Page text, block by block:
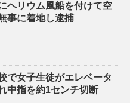
ヘリウム風船を付けて空
事に着地し逮捕
で女子生徒がエレベータ
中指を約1センチ切断